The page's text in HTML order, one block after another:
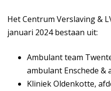
Het Centrum Verslaving &
januari 2024 bestaan uit:
Ambulant team
ambulant Enschede &
Kliniek Oldenkotte,